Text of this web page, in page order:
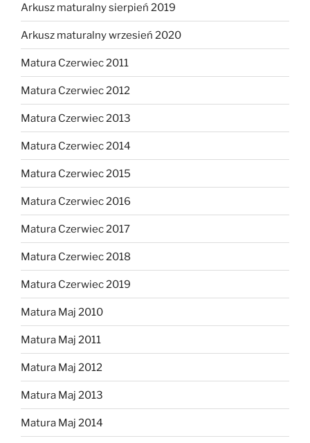
Arkusz maturalny sierpień 2019
Arkusz maturalny wrzesień 2020
Matura Czerwiec 2011
Matura Czerwiec 2012
Matura Czerwiec 2013
Matura Czerwiec 2014
Matura Czerwiec 2015
Matura Czerwiec 2016
Matura Czerwiec 2017
Matura Czerwiec 2018
Matura Czerwiec 2019
Matura Maj 2010
Matura Maj 2011
Matura Maj 2012
Matura Maj 2013
Matura Maj 2014